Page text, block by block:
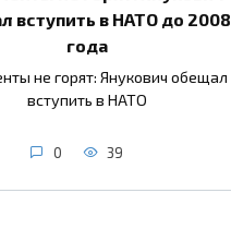
вступить в НАТО до 2008
года
не горят: Янукович обещал
вступить в НАТО
0 39